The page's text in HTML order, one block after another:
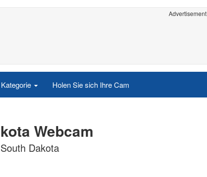
Advertisement
Holen Sie sich Ihre Cam
Webcam
Dakota